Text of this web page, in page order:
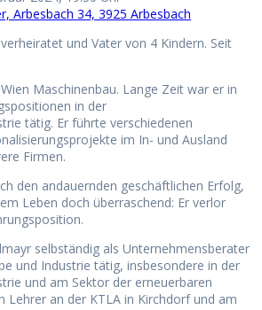
Arbesbach 34, 3925 Arbesbach
und Vater von 4 Kindern. Seit
Maschinenbau. Lange Zeit war er in
in der
tätig. Er führte verschiedenen
im In- und Ausland
Firmen.
den andauernden geschäftlichen Erfolg,
Leben doch überraschend: Er verlor
selbständig als Unternehmensberater
und Industrie tätig, insbesondere in der
und am Sektor der erneuerbaren
Lehrer an der KTLA in Kirchdorf und am